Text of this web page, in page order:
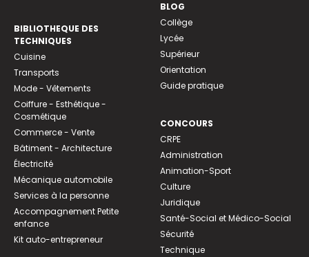
BIBLIOTHEQUE DES
TECHNIQUES
Cuisine
Transports
Mode - Vêtements
Coiffure - Esthétique -
Cosmétique
Commerce - Vente
Bâtiment - Architecture
Électricité
Mécanique automobile
Services à la personne
Accompagnement Petite
enfance
Kit auto-entrepreneur
BLOG
Collège
Lycée
Supérieur
Orientation
Guide pratique
CONCOURS
CRPE
Administration
Animation-Sport
Culture
Juridique
Santé-Social et Médico-Social
Sécurité
Technique